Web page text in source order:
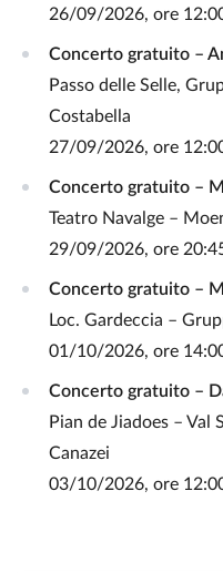
26/09/2026, ore
Concerto gratuito –
Passo delle Selle,
Costabella
27/09/2026, ore
Concerto gratuito –
Teatro Navalge –
29/09/2026, ore
Concerto gratuito –
Loc. Gardeccia –
01/10/2026, ore
Concerto gratuito –
Pian de Jiadoes – Val
Canazei
03/10/2026, ore